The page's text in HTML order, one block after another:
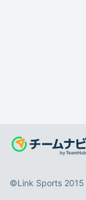
©️Link Sports 2015